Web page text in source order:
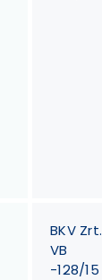
BKV Zrt.
VB
-128/15